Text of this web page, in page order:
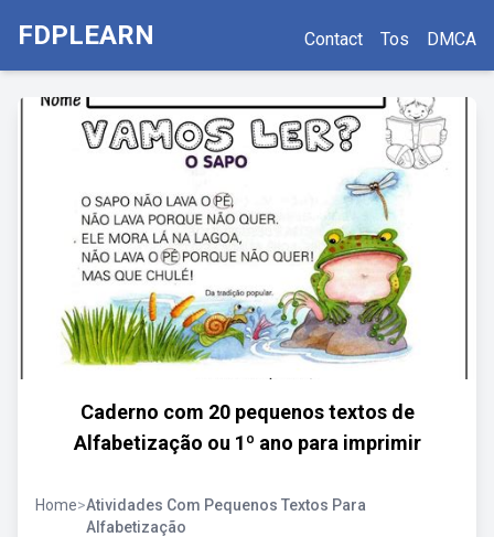
FDPLEARN Contact Tos DMCA
Caderno com 20 pequenos textos de
Alfabetização ou 1º ano para imprimir
Home>Atividades Com Pequenos Textos Para
Alfabetização